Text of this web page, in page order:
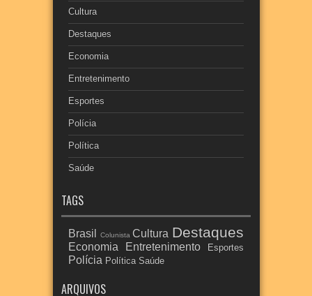
Cultura
Destaques
Economia
Entretenimento
Esportes
Polícia
Política
Saúde
TAGS
Brasil Colunista Cultura Destaques
Economia Entretenimento Esportes
Polícia Política Saúde
ARQUIVOS